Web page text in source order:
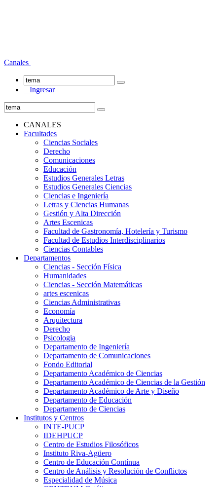
Canales
Ingresar
CANALES
Facultades
Ciencias Sociales
Derecho
Comunicaciones
Educación
Estudios Generales Letras
Estudios Generales Ciencias
Ciencias e Ingeniería
Letras y Ciencias Humanas
Gestión y Alta Dirección
Artes Escenicas
Facultad de Gastronomía, Hotelería y Turismo
Facultad de Estudios Interdisciplinarios
Ciencias Contables
Departamentos
Ciencias - Sección Física
Humanidades
Ciencias - Sección Matemáticas
artes escenicas
Ciencias Administrativas
Economía
Arquitectura
Derecho
Psicologia
Departamento de Ingeniería
Departamento de Comunicaciones
Fondo Editorial
Departamento Académico de Ciencias
Departamento Académico de Ciencias de la Gestión
Departamento Académico de Arte y Diseño
Departamento de Educación
Departamento de Ciencias
Institutos y Centros
INTE-PUCP
IDEHPUCP
Centro de Estudios Filosóficos
Instituto Riva-Agüero
Centro de Educación Contínua
Centro de Análisis y Resolución de Conflictos
Especialidad de Música